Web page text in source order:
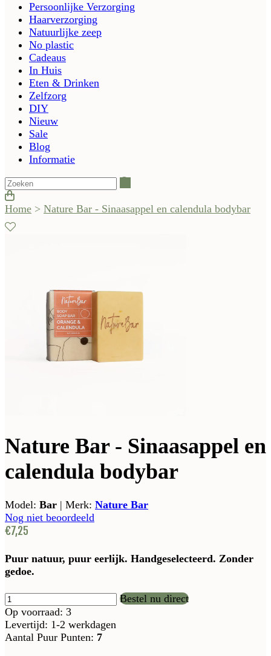
Persoonlijke Verzorging
Haarverzorging
Natuurlijke zeep
No plastic
Cadeaus
In Huis
Eten & Drinken
Zelfzorg
DIY
Nieuw
Sale
Blog
Informatie
Home > Nature Bar - Sinaasappel en calendula bodybar
Nature Bar - Sinaasappel en
calendula bodybar
Model: Bar | Merk: Nature Bar
Nog niet beoordeeld
€7,25
Puur natuur, puur eerlijk. Handgeselecteerd. Zonder
gedoe.
Bestel nu direct
Op voorraad: 3
Levertijd: 1-2 werkdagen
Aantal Puur Punten: 7